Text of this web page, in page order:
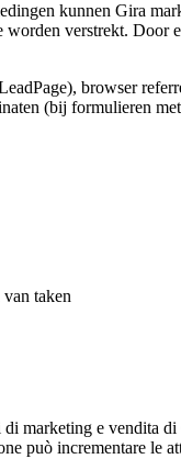
kunnen Gira
verstrekt.
browser
(bij formulieren
taken
marketing e vendita
può incrementare le